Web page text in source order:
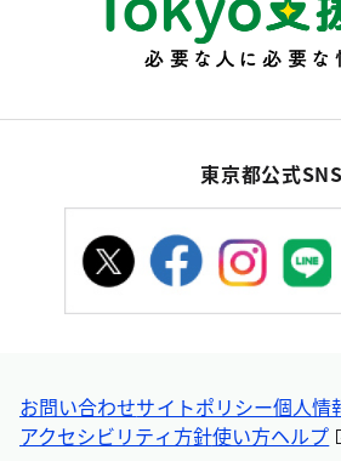
東京都公式SNS
お問い合わせサイトポリシー個人情
アクセシビリティ方針使い方ヘルプ